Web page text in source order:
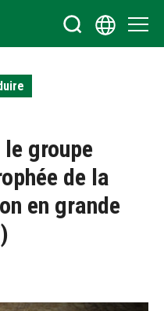
groupe
de la
en grande